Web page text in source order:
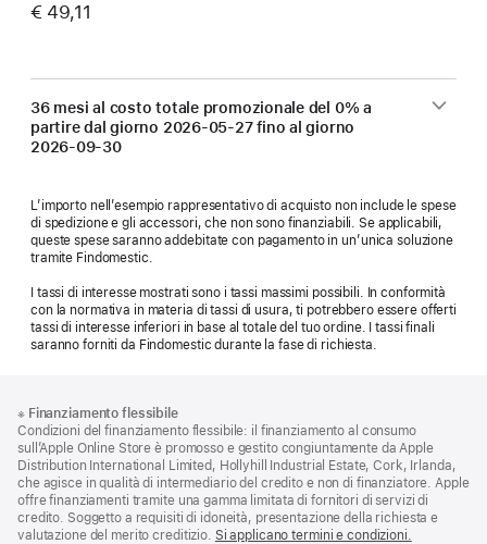
€ 49,11
36 mesi al costo totale promozionale del 0% a
partire dal giorno 2026-05-27fino al giorno
2026-09-30
L’importo nell’esempio rappresentativo di acquisto non include le spese
di spedizione e gli accessori, che non sono finanziabili. Se applicabili,
queste spese saranno addebitate con pagamento in un’unica soluzione
tramite Findomestic.
I tassi di interesse mostrati sono i tassi massimi possibili. In conformità
con la normativa in materia di tassi di usura, ti potrebbero essere offerti
tassi di interesse inferiori in base al totale del tuo ordine. I tassi finali
saranno forniti da Findomestic durante la fase di richiesta.
di
pagina
a
piè
di
pagina
※ Finanziamento flessibile
Condizioni del finanziamento flessibile: il finanziamento al consumo
sull’Apple Online Store è promosso e gestito congiuntamente da Apple
Distribution International Limited, Hollyhill Industrial Estate, Cork, Irlanda,
che agisce in qualità di intermediario del credito e non di finanziatore. Apple
offre finanziamenti tramite una gamma limitata di fornitori di servizi di
credito. Soggetto a requisiti di idoneità, presentazione della richiesta e
valutazione del merito creditizio. Si applicano termini e condizioni.